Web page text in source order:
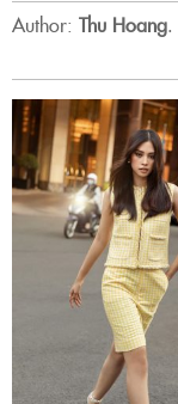
Author: Thu Hoang.